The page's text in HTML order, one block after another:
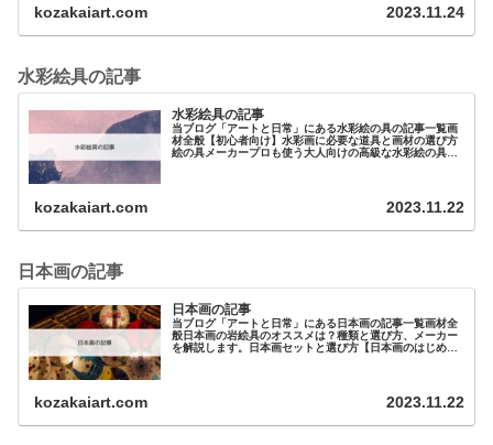
kozakaiart.com 2023.11.24
水彩絵具の記事
水彩絵具の記事
当ブログ「アートと日常」にある水彩絵の具の記事一覧画
材全般【初心者向け】水彩画に必要な道具と画材の選び方
絵の具メーカープロも使う大人向けの高級な水彩絵の具を
kozakaiart.com 2023.11.22
日本画の記事
日本画の記事
当ブログ「アートと日常」にある日本画の記事一覧画材全
般日本画の岩絵具のオススメは？種類と選び方、メーカー
を解説します。日本画セットと選び方【日本画のはじめ
kozakaiart.com 2023.11.22